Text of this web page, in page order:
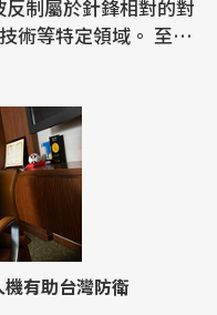
制屬於針鋒相對的對
等特定領域。 至於
有助台灣防衛